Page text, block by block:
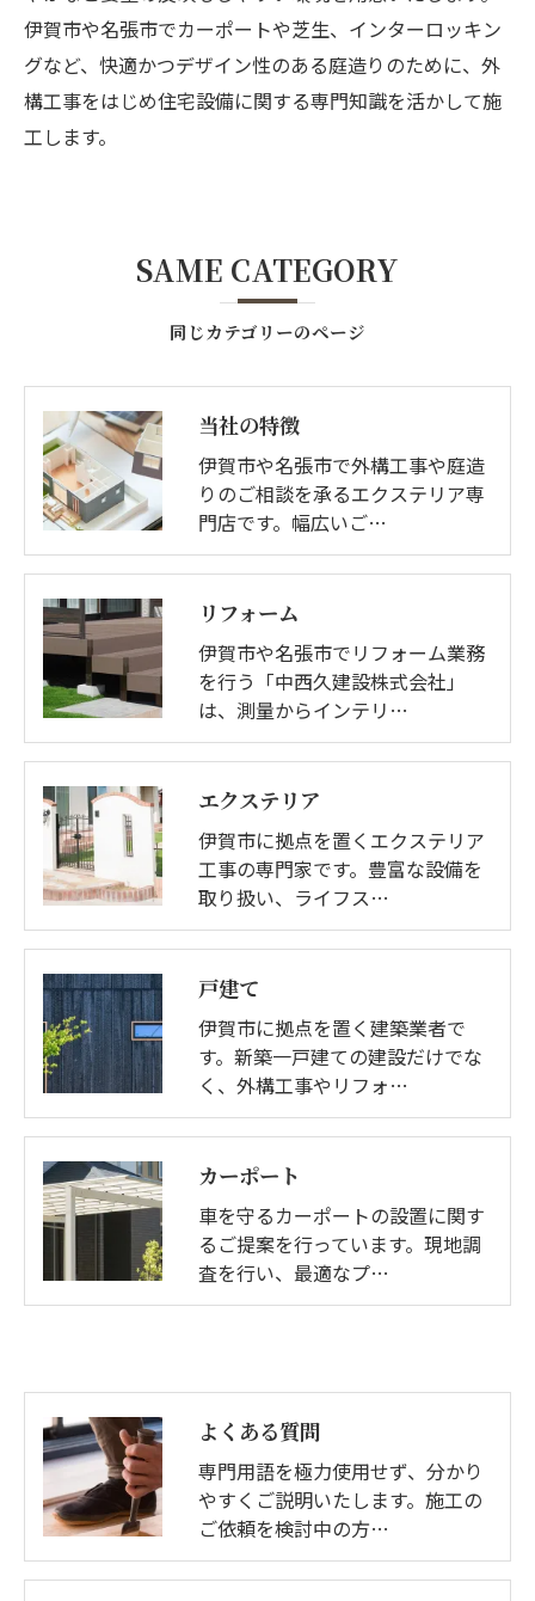
伊賀市や名張市でカーポートや芝生、インターロッキン
グなど、快適かつデザイン性のある庭造りのために、外
構工事をはじめ住宅設備に関する専門知識を活かして施
工します。
同じカテゴリーのページ
SAME CATEGORY
当社の特徴
伊賀市や名張市で外構工事や庭造
りのご相談を承るエクステリア専
門店です。幅広いご…
リフォーム
伊賀市や名張市でリフォーム業務
を行う「中西久建設株式会社」
は、測量からインテリ…
エクステリア
伊賀市に拠点を置くエクステリア
工事の専門家です。豊富な設備を
取り扱い、ライフス…
戸建て
伊賀市に拠点を置く建築業者で
す。新築一戸建ての建設だけでな
く、外構工事やリフォ…
カーポート
車を守るカーポートの設置に関す
るご提案を行っています。現地調
査を行い、最適なプ…
よくある質問
専門用語を極力使用せず、分かり
やすくご説明いたします。施工の
ご依頼を検討中の方…